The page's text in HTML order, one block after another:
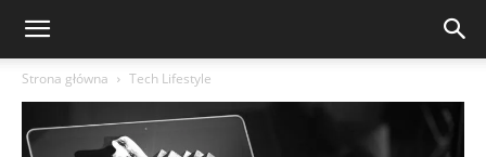
Strona główna Tech Lifestyle